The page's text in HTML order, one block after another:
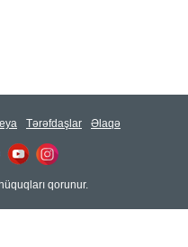
Tərəfdaşlar Əlaqə
qorunur.